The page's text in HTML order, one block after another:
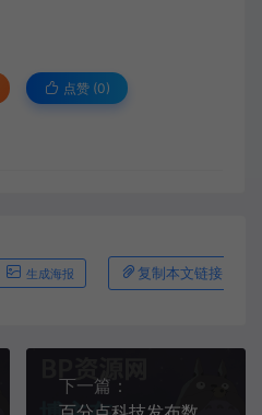
点赞 (0)
生成海报 复制本文链接
下一篇：